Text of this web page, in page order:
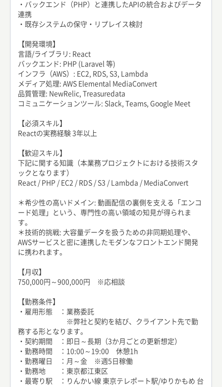
・バックエンド（PHP）と連携したAPIの統合およびデータ
連携
・既存システムの保守・リプレイス検討
【開発環境】
言語/ライブラリ: React
バックエンド: PHP (Laravel 等)
インフラ（AWS）: EC2, RDS, S3, Lambda
メディア処理: AWS Elemental MediaConvert
品質管理: NewRelic, Treasuredata
コミュニケーションツール: Slack, Teams, Google Meet
【必須スキル】
Reactの実務経験 3年以上
【歓迎スキル】
下記に関する知識（本業務プロジェクトにおける技術スタ
ックとなります）
React / PHP / EC2 / RDS / S3 / Lambda / MediaConvert
＊希少性の高いドメイン: 動画配信の裏側を支える「エンコ
ード処理」という、専門性の高い領域の知見が得られま
す。
＊技術的挑戦: 大容量データを扱うための非同期処理や、
AWSサービスと密に連携したモダンなフロントエンド開発
に携われます。
【月収】
750,000円～900,000円 ※応相談
【勤務条件】
・雇用形態 ：業務委託
※弊社と契約を結び、クライアント先で勤
務する形となります。
・契約期間 ：即日～長期（3か月ごとの更新想定）
・勤務時間 ：10:00～19:00 休憩1h
・勤務曜日 ：月～金 ※週5日稼働
・勤務地 ：東京都江東区
・最寄り駅 ：りんかい線 東京テレポート駅/ゆりかもめ 台